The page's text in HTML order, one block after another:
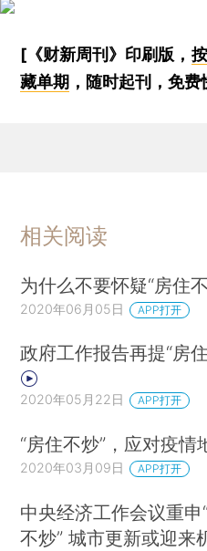
[《财新周刊》印刷版，
藏单期 ，随时起刊，免
相关阅读
为什么不要怀疑“房住
2020年06月05日 APP打开
政府工作报告再提“房
2020年05月22日 APP打开
“房住不炒”，应对疫
2020年03月09日 APP打开
中央经济工作会议重申
不炒” 城市更新或迎来